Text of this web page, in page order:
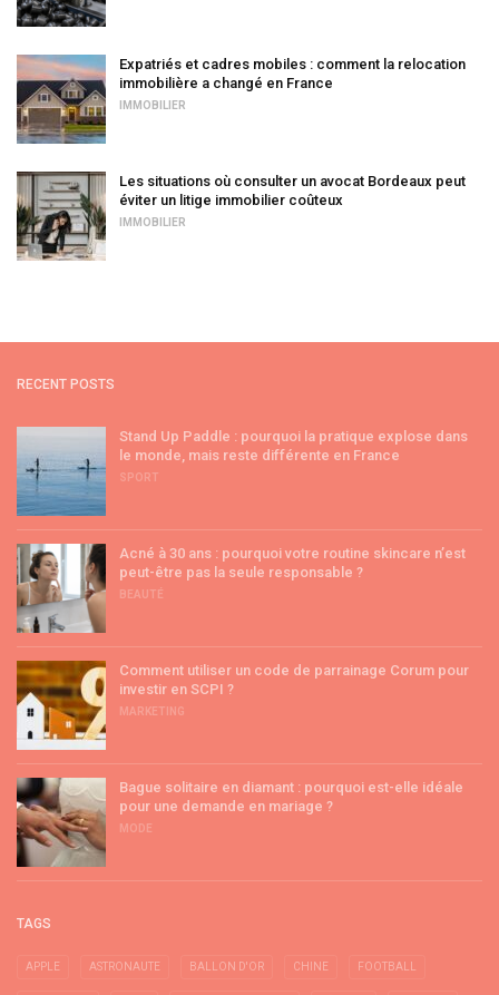
Expatriés et cadres mobiles : comment la relocation
immobilière a changé en France
IMMOBILIER
Les situations où consulter un avocat Bordeaux peut
éviter un litige immobilier coûteux
IMMOBILIER
RECENT POSTS
Stand Up Paddle : pourquoi la pratique explose dans
le monde, mais reste différente en France
SPORT
Acné à 30 ans : pourquoi votre routine skincare n’est
peut-être pas la seule responsable ?
BEAUTÉ
Comment utiliser un code de parrainage Corum pour
investir en SCPI ?
MARKETING
Bague solitaire en diamant : pourquoi est-elle idéale
pour une demande en mariage ?
MODE
TAGS
APPLE ASTRONAUTE BALLON D'OR CHINE FOOTBALL